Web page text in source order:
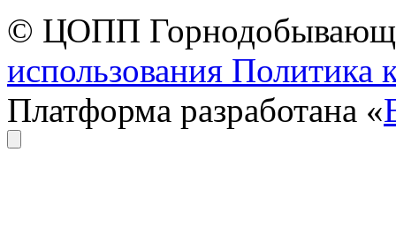
© ЦОПП
использования Политика
Платформа разработана «